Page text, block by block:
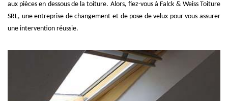
aux pièces en dessous de la toiture. Alors, fiez-vous à Falck & Weiss Toiture
SRL, une entreprise de changement et de pose de velux pour vous assurer
une intervention réussie.